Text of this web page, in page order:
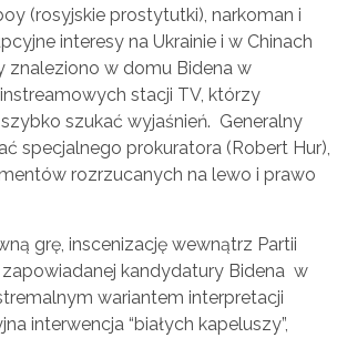
(rosyjskie prostytutki), narkoman i
interesy na Ukrainie i w Chinach
znaleziono w domu Bidena w
stacji TV, którzy
szukać wyjaśnień. Generalny
specjalnego prokuratora (Robert Hur),
rozrzucanych na lewo i prawo
grę, inscenizację wewnątrz Partii
kandydatury Bidena w
wariantem interpretacji
interwencja “białych kapeluszy”,